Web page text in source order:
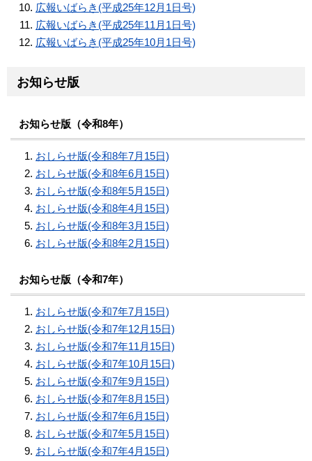
広報いばらき(平成25年12月1日号)
広報いばらき(平成25年11月1日号)
広報いばらき(平成25年10月1日号)
お知らせ版
お知らせ版（令和8年）
おしらせ版(令和8年7月15日)
おしらせ版(令和8年6月15日)
おしらせ版(令和8年5月15日)
おしらせ版(令和8年4月15日)
おしらせ版(令和8年3月15日)
おしらせ版(令和8年2月15日)
お知らせ版（令和7年）
おしらせ版(令和7年7月15日)
おしらせ版(令和7年12月15日)
おしらせ版(令和7年11月15日)
おしらせ版(令和7年10月15日)
おしらせ版(令和7年9月15日)
おしらせ版(令和7年8月15日)
おしらせ版(令和7年6月15日)
おしらせ版(令和7年5月15日)
おしらせ版(令和7年4月15日)